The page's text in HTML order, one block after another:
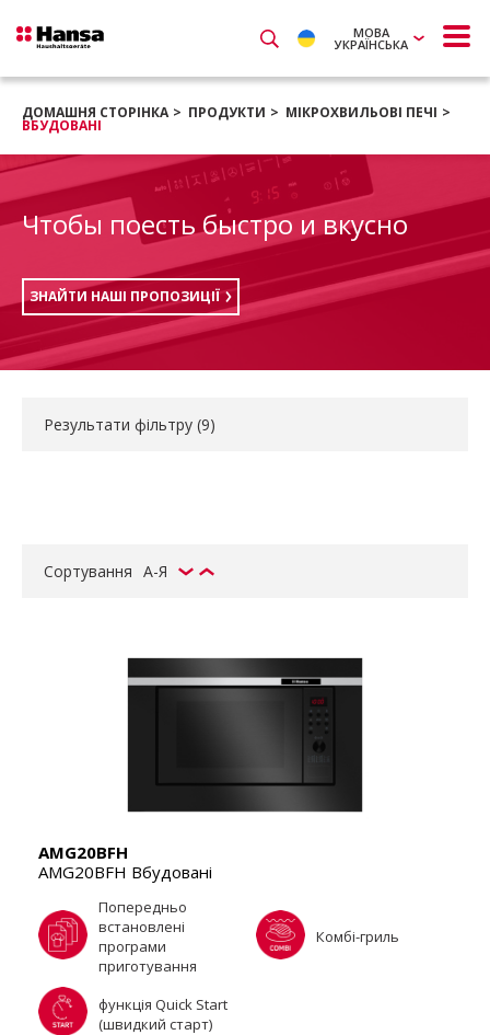
МОВА
УКРАЇНСЬКА
ДОМАШНЯ СТОРІНКА ПРОДУКТИ МІКРОХВИЛЬОВІ ПЕЧІ
ВБУДОВАНІ
Чтобы поесть быстро и вкусно
ЗНАЙТИ НАШІ ПРОПОЗИЦІЇ
Результати фільтру (9)
Сортування А-Я
AMG20BFH
AMG20BFH Вбудовані
Попередньо
встановлені
програми
приготування
Комбі-гриль
функція Quick Start
(швидкий старт)